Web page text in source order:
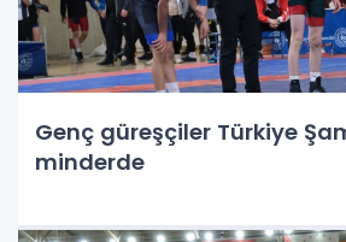
Genç güreşçiler Türkiye
minderde